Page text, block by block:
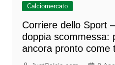
Calciomercato
Corriere dello Sport
doppia scommessa:
ancora pronto come